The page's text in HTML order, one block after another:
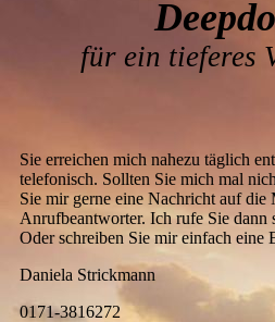
für ein tieferes
Sie erreichen mich nahezu täglich
telefonisch. Sollten Sie mich mal
Sie mir gerne eine Nachricht auf die
Anrufbeantworter. Ich rufe Sie dann
Oder schreiben Sie mir einfach eine
Daniela Strickmann
0171-3816272